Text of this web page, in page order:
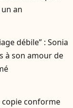
an
débile” : Sonia
à son amour de
copie conforme